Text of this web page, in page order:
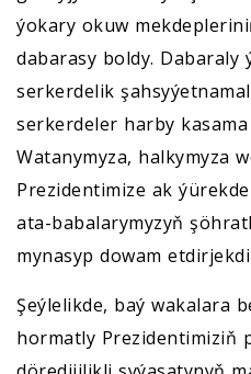
ýokary okuw
dabarasy boldy. Dabaraly
serkerdelik
serkerdeler harby
Watanymyza, halkymyza
Prezidentimize ak
ata-babalarymyzyň
mynasyp dowam
Şeýlelikde, baý wakalara
hormatly Prezidentimiziň